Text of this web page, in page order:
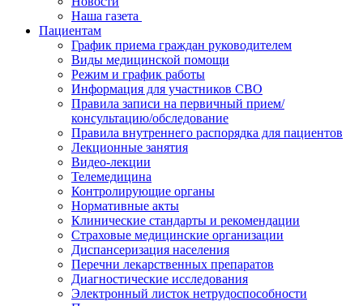
​​Наша газета
Пациентам
График приема граждан руководителем
Виды медицинской помощи
Режим и график работы
Информация для участников СВО
Правила записи на первичный прием/
консультацию/обследование
Правила внутреннего распорядка для пациентов
Лекционные занятия
Видео-лекции
Телемедицина
Контролирующие органы
Нормативные акты
Клинические стандарты и рекомендации
Страховые медицинские организации
Диспансеризация населения
Перечни лекарственных препаратов
Диагностические исследования
Электронный листок нетрудоспособности